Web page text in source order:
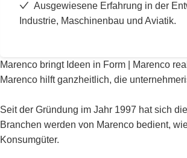
Ausgewiesene Erfahrung in der
Industrie, Maschinenbau und Aviatik.
Marenco bringt Ideen in Form | Marenco
Marenco hilft ganzheitlich, die
Seit der Gründung im Jahr 1997 hat sich
Branchen werden von Marenco bedient,
Konsumgüter.